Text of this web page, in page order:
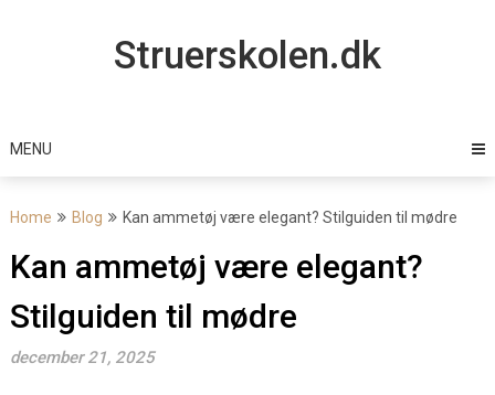
Struerskolen.dk
MENU
Home Blog Kan ammetøj være elegant? Stilguiden til mødre
Kan ammetøj være elegant?
Stilguiden til mødre
december 21, 2025